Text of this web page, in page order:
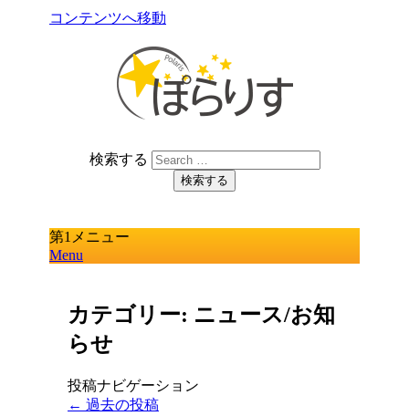
コンテンツへ移動
ぽらりす
『ぽらりすeBooks～クルマ仲間「名作
ガレージ」』の運営
検索する
第1メニュー
Menu
カテゴリー: ニュース/お知
らせ
投稿ナビゲーション
← 過去の投稿